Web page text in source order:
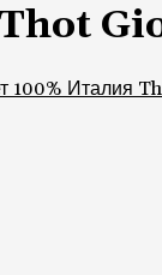
Италия